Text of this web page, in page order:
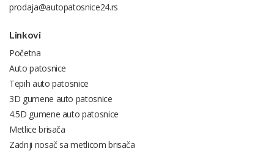
prodaja@autopatosnice24.rs
Linkovi
Početna
Auto patosnice
Tepih auto patosnice
3D gumene auto patosnice
4.5D gumene auto patosnice
Metlice brisača
Zadnji nosač sa metlicom brisača